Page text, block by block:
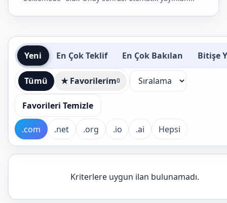
Yeni En Çok Teklif En Çok Bakılan Bitişe
Tümü ★ Favorilerim0
Favorileri Temizle
.com .net .org .io .ai Hepsi
Kriterlere uygun ilan bulunamadı.